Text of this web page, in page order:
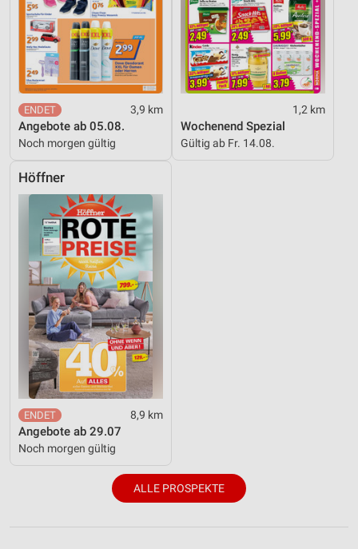
3,9 km
Angebote ab 05.08.
Noch morgen gültig
1,2 km
Wochenend Spezial
Gültig ab Fr. 14.08.
Höffner
8,9 km
Angebote ab 29.07
Noch morgen gültig
ALLE PROSPEKTE